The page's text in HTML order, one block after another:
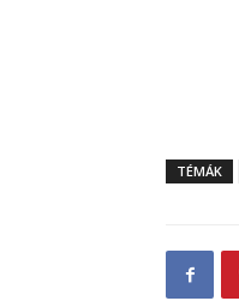
TÉMÁK